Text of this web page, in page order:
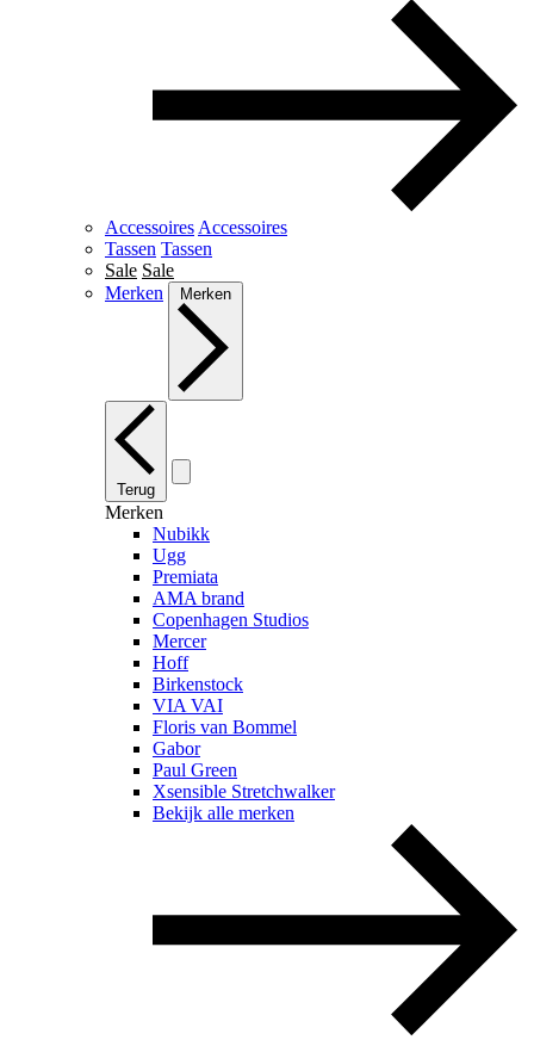
Accessoires Accessoires
Tassen Tassen
Sale Sale
Merken
Merken
Terug
Merken
Nubikk
Ugg
Premiata
AMA brand
Copenhagen Studios
Mercer
Hoff
Birkenstock
VIA VAI
Floris van Bommel
Gabor
Paul Green
Xsensible Stretchwalker
Bekijk alle merken